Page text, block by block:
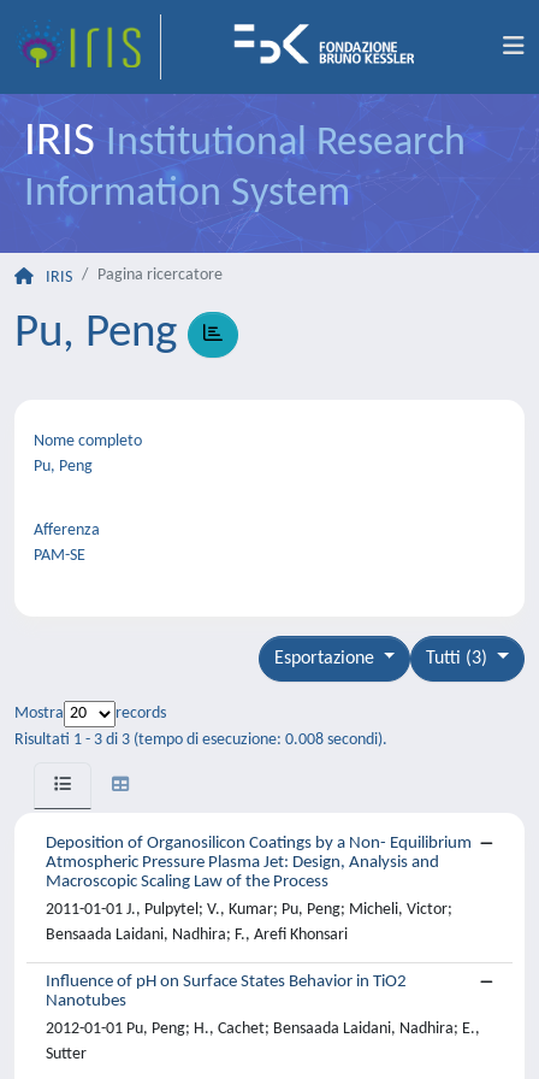
IRIS Institutional Research
Information System
IRIS Pagina ricercatore
Pu, Peng
Nome completo
Pu, Peng
Afferenza
PAM-SE
Tutti (3)
Esportazione
Mostra
records
Risultati 1 - 3 di 3 (tempo di esecuzione: 0.008 secondi).
Deposition of Organosilicon Coatings by a Non- Equilibrium
Atmospheric Pressure Plasma Jet: Design, Analysis and
Macroscopic Scaling Law of the Process
2011-01-01 J., Pulpytel; V., Kumar; Pu, Peng; Micheli, Victor;
Bensaada Laidani, Nadhira; F., Arefi Khonsari
Influence of pH on Surface States Behavior in TiO2
Nanotubes
2012-01-01 Pu, Peng; H., Cachet; Bensaada Laidani, Nadhira; E.,
Sutter